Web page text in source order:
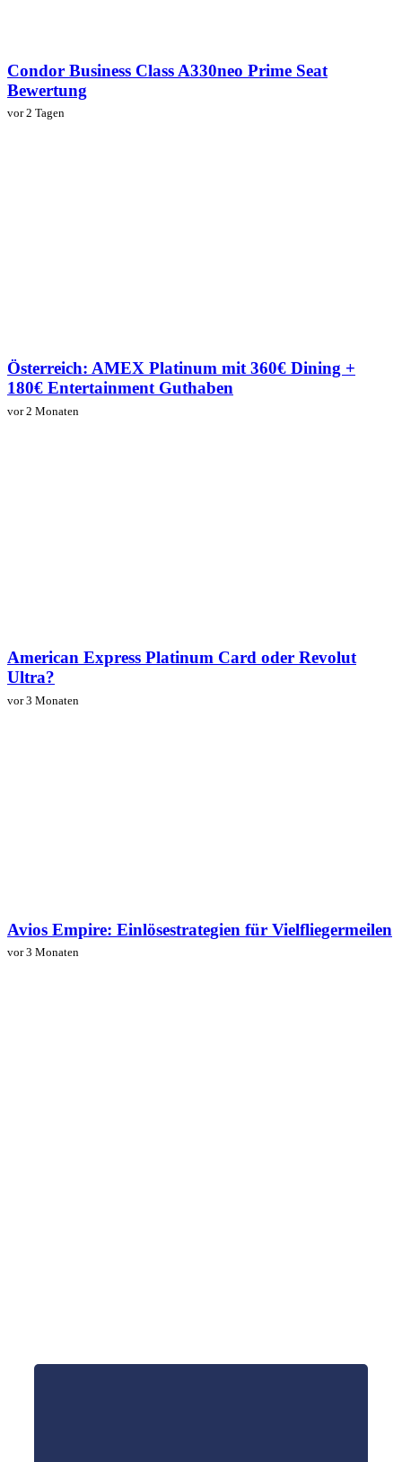
Condor Business Class A330neo Prime Seat
Bewertung
vor 2 Tagen
Österreich: AMEX Platinum mit 360€ Dining +
180€ Entertainment Guthaben
vor 2 Monaten
American Express Platinum Card oder Revolut
Ultra?
vor 3 Monaten
Avios Empire: Einlösestrategien für Vielfliegermeilen
vor 3 Monaten